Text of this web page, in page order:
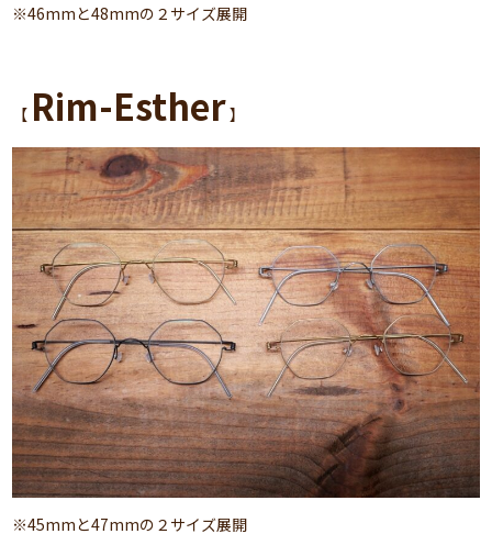
※46mmと48mmの２サイズ展開
【 Rim-Esther】
※45mmと47mmの２サイズ展開